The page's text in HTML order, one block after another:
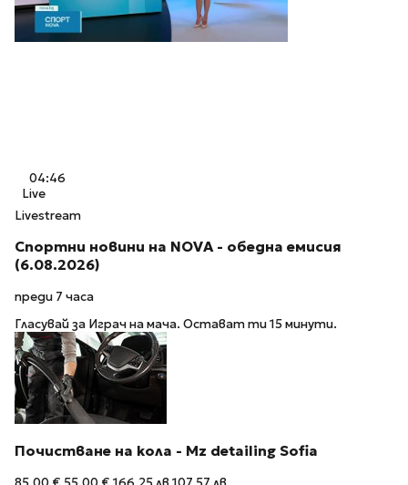
04:46
Live
Livestream
Спортни новини на NOVA - обедна емисия
(6.08.2026)
преди 7 часа
Гласувай за Играч на мача. Остават ти 15 минути.
Почистване на кола - Mz detailing Sofia